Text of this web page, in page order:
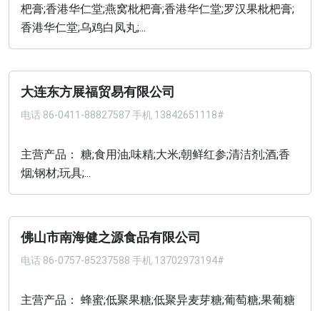
杷膏;香港华仁堂;燕窝枇杷膏;香港华仁堂;罗汉果枇杷膏;
香港华仁堂;乌鸡白凤丸;...
大连东方展福贸易有限公司
电话 86-0411-88827587 手机 13842651118#
主营产品： 糖;食用油;味精;大米;朝鲜红参;清洁剂;酒;香
烟;钢材;玩具;...
佛山市南海健之源食品有限公司
电话 86-0757-85237588 手机 13702973194#
主营产品： 蜂蜜;低聚果糖;低聚异麦芽糖;葡萄糖;果葡糖